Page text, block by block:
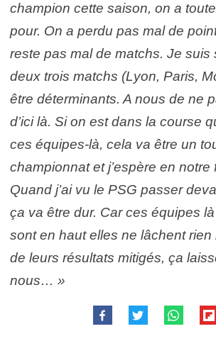
champion cette saison, on a
pour. On a perdu pas mal de
reste pas mal de matchs. Je suis
deux trois matchs (Lyon, Paris,
être déterminants. A nous de ne
d’ici là. Si on est dans la course
ces équipes-là, cela va être un
championnat et j’espère en
Quand j’ai vu le PSG passer
ça va être dur. Car ces équipes
sont en haut elles ne lâchent rien
de leurs résultats mitigés, ça
nous… »